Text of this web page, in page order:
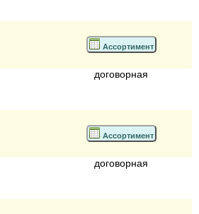
Ассортимент
договорная
Ассортимент
договорная